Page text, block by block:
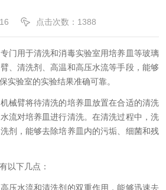
点击次数：1388
用于清洗和消毒实验室用培养皿等玻璃
、清洗剂、高温和高压水流等手段，能够
实验室的实验结果准确可靠。
臂将待清洗的培养皿放置在合适的清洗
流对培养皿进行清洗。在清洗过程中，洗
剂，能够去除培养皿内的污垢、细菌和残
下几点：
水流和清洗剂的双重作用，能够迅速去